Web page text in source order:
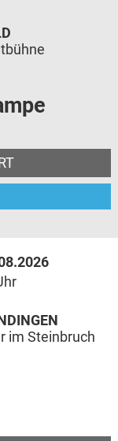
im Steinbruch